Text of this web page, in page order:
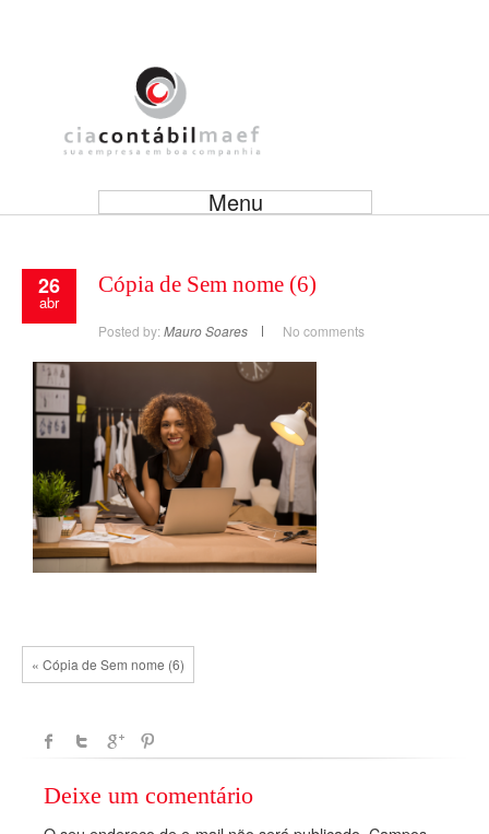
Menu
26
abr
Cópia de Sem nome (6)
Posted by: Mauro Soares No comments
« Cópia de Sem nome (6)
Deixe um comentário